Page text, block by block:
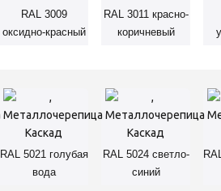
RAL 3009
оксидно-красный
RAL 3011 красно-
коричневый
RAL 5021 голубая
вода
RAL 5024 светло-
синий